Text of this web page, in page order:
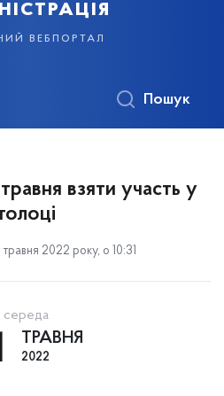
вебпортал
Пошук
взяти участь у
травня 2022 року, о 10:31
середа
ТРАВНЯ
2022